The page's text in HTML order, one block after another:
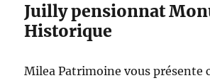
Juilly pensionnat
Historique
Milea Patrimoine vous présente